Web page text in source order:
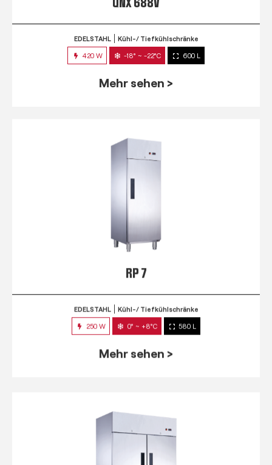
QNX 688V
EDELSTAHL Kühl-/ Tiefkühlschränke
420 W -18° ~ -22°C 600 L
Mehr sehen >
RP 7
EDELSTAHL Kühl-/ Tiefkühlschränke
250 W 0° ~ +8°C 580 L
Mehr sehen >